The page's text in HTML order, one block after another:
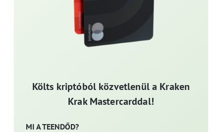
Költs kriptóból közvetlenül a Kraken
Krak Mastercarddal!
MI A TEENDŐD?